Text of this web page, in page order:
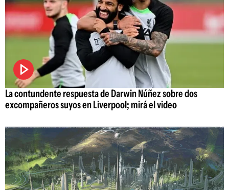
La contundente respuesta de Darwin Núñez sobre dos
excompañeros suyos en Liverpool; mirá el video